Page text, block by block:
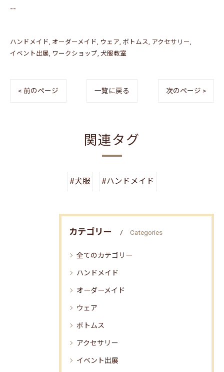
--
ハンドメイド オーダーメイド ウェア ボトムス
アクセサリー
イベント出展 ワークショップ 犬服教室
< 前のページ 一覧に戻る 次のページ >
関連タグ
#犬服 #ハンドメイド
カテゴリー Categories
全てのカテゴリー
ハンドメイド
オーダーメイド
ウェア
ボトムス
アクセサリー
イベント出展